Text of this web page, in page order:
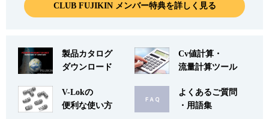
CLUB FUJIKIN メンバー特典を詳しく見る
製品カタログ
ダウンロード
Cv値計算・
流量計算ツール
V-Lokの
便利な使い方
よくあるご質問
・用語集